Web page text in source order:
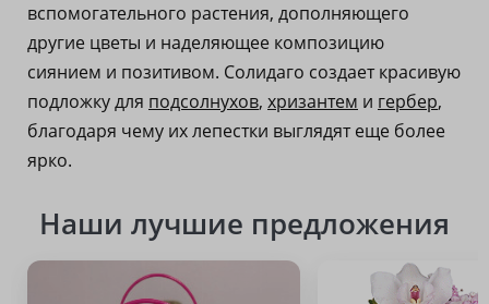
вспомогательного растения, дополняющего
другие цветы и наделяющее композицию
сиянием и позитивом. Солидаго создает красивую
подложку для подсолнухов, хризантем и гербер,
благодаря чему их лепестки выглядят еще более
ярко.
Наши лучшие предложения